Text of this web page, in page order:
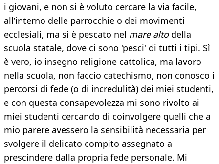
i giovani, e non si è voluto cercare la via facile,
all’interno delle parrocchie o dei movimenti
ecclesiali, ma si è pescato nel mare altodella
scuola statale, dove ci sono 'pesci' di tutti i tipi. Sì
è vero, io insegno religione cattolica, ma lavoro
nella scuola, non faccio catechismo, non conosco i
percorsi di fede (o di incredulità) dei miei studenti,
e con questa consapevolezza mi sono rivolto ai
miei studenti cercando di coinvolgere quelli che a
mio parere avessero la sensibilità necessaria per
svolgere il delicato compito assegnato a
prescindere dalla propria fede personale. Mi